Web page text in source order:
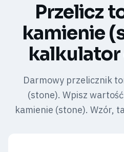
Przelicz
kamienie
Darmowy przelicznik
(stone). Wpisz
kamienie (stone). Wzór,